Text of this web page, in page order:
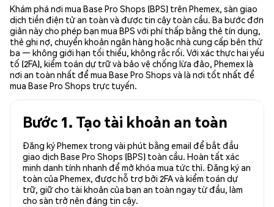
Khám phá nơi mua Base Pro Shops (BPS) trên Phemex, sàn giao
dịch tiền điện tử an toàn và được tin cậy toàn cầu. Ba bước đơn
giản này cho phép bạn mua BPS với phí thấp bằng thẻ tín dụng,
thẻ ghi nợ, chuyển khoản ngân hàng hoặc nhà cung cấp bên thứ
ba — không giới hạn tối thiểu, không rắc rối. Với xác thực hai yếu
tố (2FA), kiểm toán dự trữ và bảo vệ chống lừa đảo, Phemex là
nơi an toàn nhất để mua Base Pro Shops và là nơi tốt nhất để
mua Base Pro Shops trực tuyến.
Bước 1. Tạo tài khoản an toàn
Đăng ký Phemex trong vài phút bằng email để bắt đầu
giao dịch Base Pro Shops (BPS) toàn cầu. Hoàn tất xác
minh danh tính nhanh để mở khóa mua tức thì. Đăng ký an
toàn của Phemex, được hỗ trợ bởi 2FA và kiểm toán dự
trữ, giữ cho tài khoản của bạn an toàn ngay từ đầu, làm
cho sàn trở nên đáng tin cậy.